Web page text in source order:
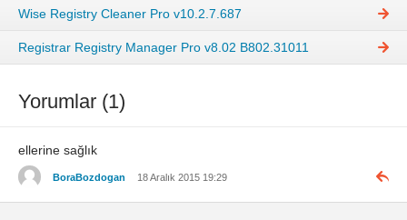
Wise Registry Cleaner Pro v10.2.7.687
Registrar Registry Manager Pro v8.02 B802.31011
Yorumlar (1)
ellerine sağlık
BoraBozdogan 18 Aralık 2015 19:29